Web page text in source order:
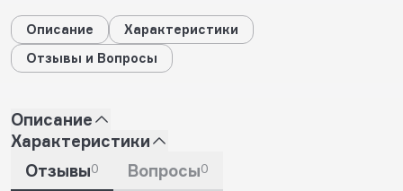
Описание
Характеристики
Отзывы и Вопросы
Описание
Характеристики
Отзывы0 Вопросы0